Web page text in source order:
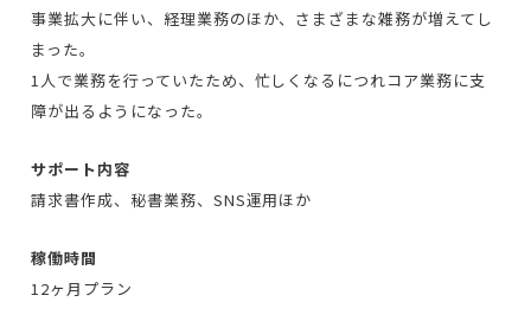
事業拡大に伴い、経理業務のほか、さまざまな雑務が増えてし
まった。
1人で業務を行っていたため、忙しくなるにつれコア業務に支
障が出るようになった。
サポート内容
請求書作成、秘書業務、SNS運用ほか
稼働時間
12ヶ月プラン